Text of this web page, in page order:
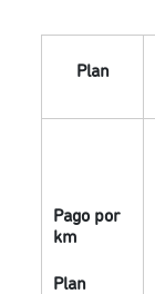
Plan
Pago por
km
Plan